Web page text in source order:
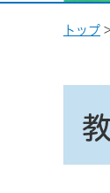
トップ >